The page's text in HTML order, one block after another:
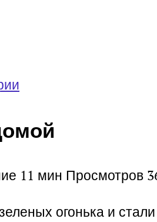
11 мин Просмотров
огонька и